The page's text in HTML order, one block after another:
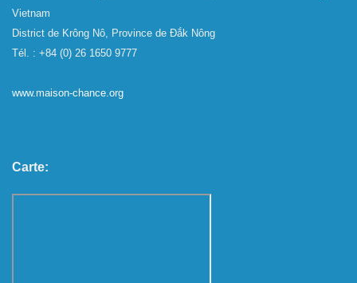
Vietnam
District de Krông Nô, Province de Đắk Nông
Tél. : +84 (0) 26 1650 9777
www.maison-chance.org
Carte: